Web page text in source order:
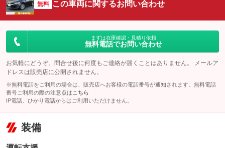
無料 この車両に関するお問い合わせ
まずは在庫確認・見積り依頼
無料電話でお問い合わせ
お気軽にどうぞ。問合せ後に何度もご連絡が届くことはありません。 メールア
ドレスは販売店に公開されません。
※無料電話をご利用の場合は、販売店へお客様の電話番号が通知されます。無料電話
番号ご利用の際の注意点は こちら
IP電話、ひかり電話からはご利用いただけません。
装備